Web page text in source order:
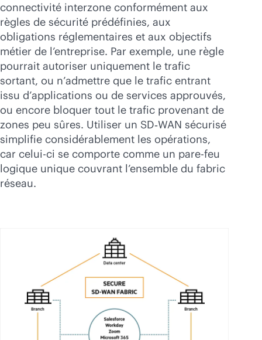
connectivité interzone conformément aux
règles de sécurité prédéfinies, aux
obligations réglementaires et aux objectifs
métier de l’entreprise. Par exemple, une règle
pourrait autoriser uniquement le trafic
sortant, ou n’admettre que le trafic entrant
issu d’applications ou de services approuvés,
ou encore bloquer tout le trafic provenant de
zones peu sûres. Utiliser un SD‑WAN sécurisé
simplifie considérablement les opérations,
car celui-ci se comporte comme un pare-feu
logique unique couvrant l’ensemble du fabric
réseau.